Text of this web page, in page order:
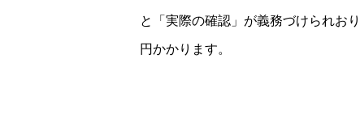
と「実際の確認」が義務づけられお
円かかります。